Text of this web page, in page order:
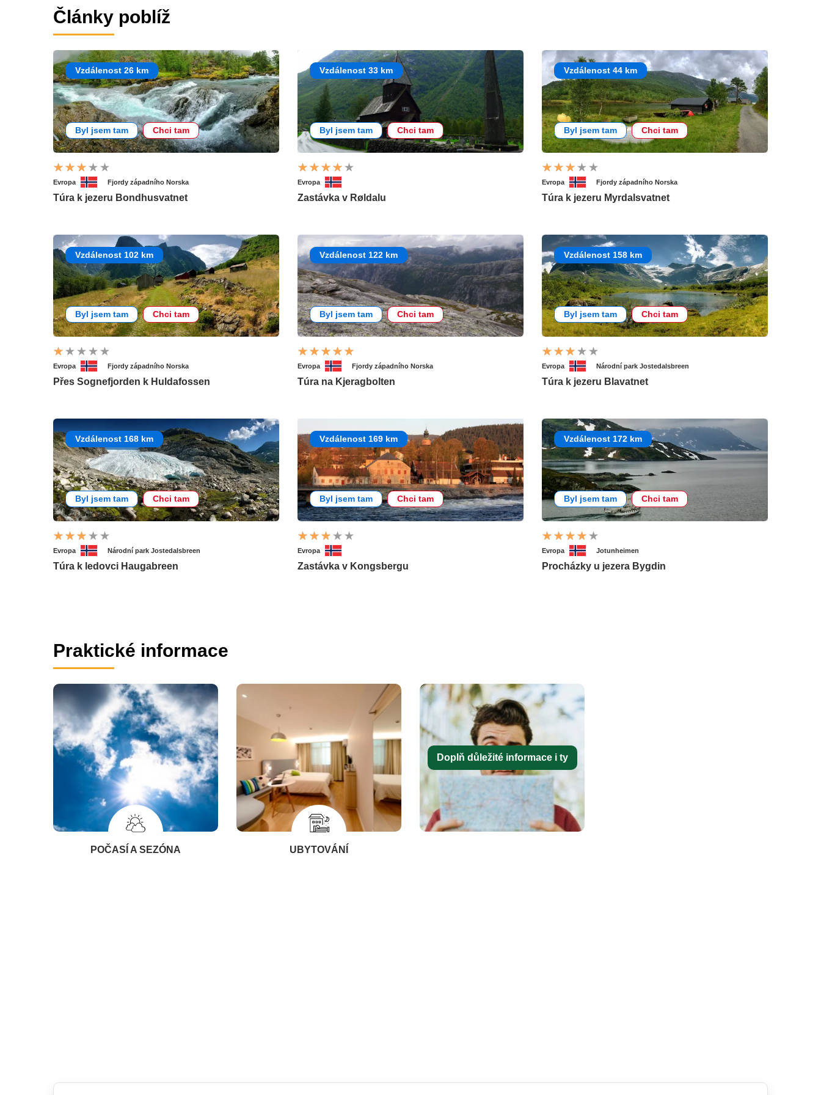
Články poblíž
Vzdálenost 26 km
Byl jsem tam Chci tam
Evropa Fjordy západního Norska
Túra k jezeru Bondhusvatnet
Vzdálenost 33 km
Byl jsem tam Chci tam
Evropa
Zastávka v Røldalu
Vzdálenost 44 km
Byl jsem tam Chci tam
Evropa Fjordy západního Norska
Túra k jezeru Myrdalsvatnet
Vzdálenost 102 km
Byl jsem tam Chci tam
Evropa Fjordy západního Norska
Přes Sognefjorden k Huldafossen
Vzdálenost 122 km
Byl jsem tam Chci tam
Evropa Fjordy západního Norska
Túra na Kjeragbolten
Vzdálenost 158 km
Byl jsem tam Chci tam
Evropa Národní park Jostedalsbreen
Túra k jezeru Blavatnet
Vzdálenost 168 km
Byl jsem tam Chci tam
Evropa Národní park Jostedalsbreen
Túra k ledovci Haugabreen
Vzdálenost 169 km
Byl jsem tam Chci tam
Evropa
Zastávka v Kongsbergu
Vzdálenost 172 km
Byl jsem tam Chci tam
Evropa Jotunheimen
Procházky u jezera Bygdin
Praktické informace
POČASÍ A SEZÓNA UBYTOVÁNÍ
Doplň důležité informace i ty